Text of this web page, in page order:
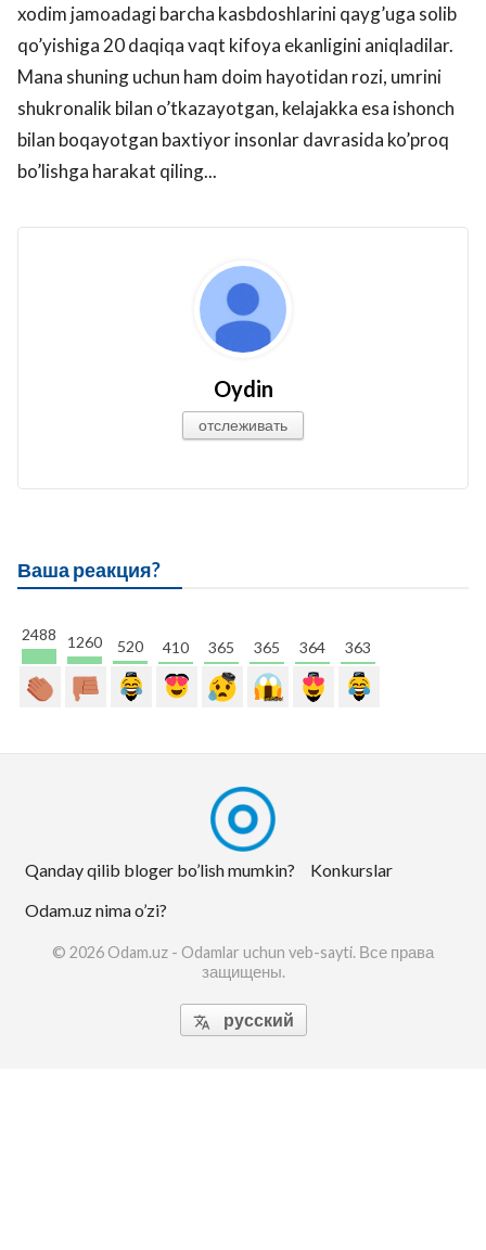
xodim jamoadagi barcha kasbdoshlarini qayg’uga solib
qo’yishiga 20 daqiqa vaqt kifoya ekanligini aniqladilar.
Mana shuning uchun ham doim hayotidan rozi, umrini
shukronalik bilan o’tkazayotgan, kelajakka esa ishonch
bilan boqayotgan baxtiyor insonlar davrasida ko’proq
bo’lishga harakat qiling...
Oydin
отслеживать
Ваша реакция?
2488 1260 520 410 365 365 364 363
Qanday qilib bloger bo’lish mumkin?
Konkurslar
Odam.uz nima o’zi?
© 2026 Odam.uz - Odamlar uchun veb-sayti. Все права
защищены.
 русский